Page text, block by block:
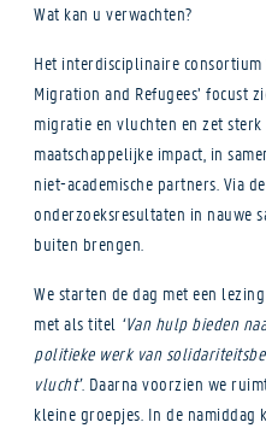
Wat kan u verwachten?
Het interdisciplinaire consortium
Migration and Refugees’ focust
migratie en vluchten en zet
maatschappelijke impact, in
niet-academische partners. Via
onderzoeksresultaten in nauwe
buiten brengen.
We starten de dag met een
met als titel ‘Van hulp bieden
politieke werk van
vlucht’. Daarna voorzien we
kleine groepjes. In de namiddag